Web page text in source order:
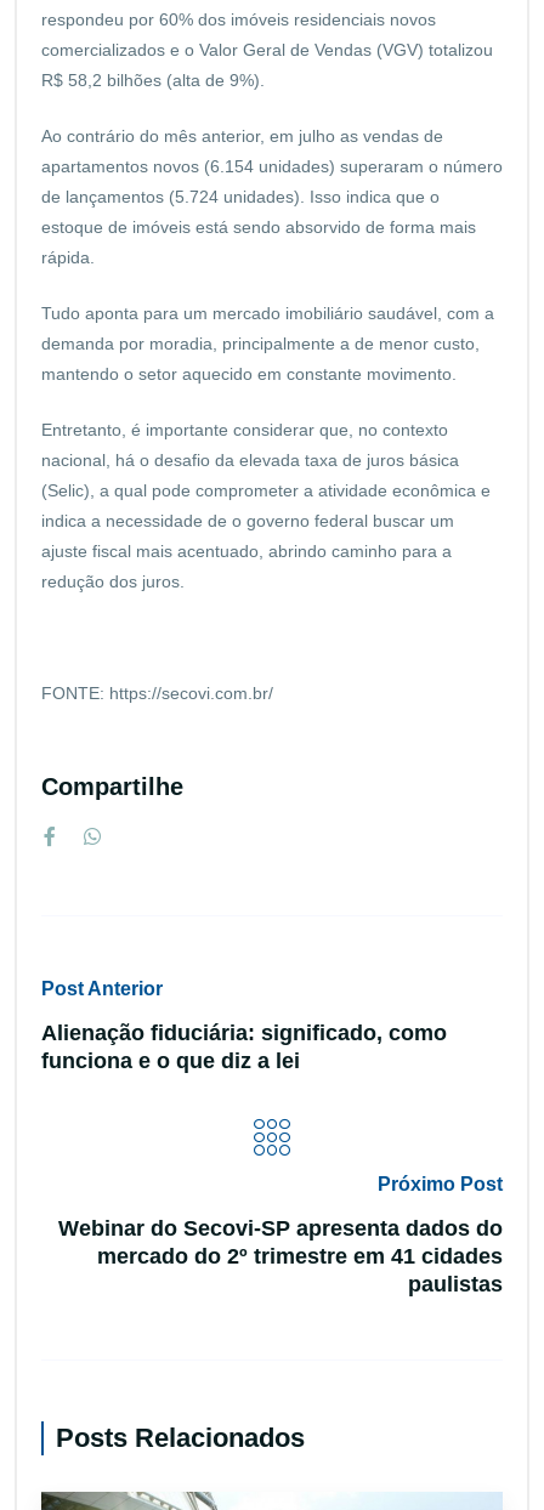
respondeu por 60% dos imóveis residenciais novos
comercializados e o Valor Geral de Vendas (VGV) totalizou
R$ 58,2 bilhões (alta de 9%).
Ao contrário do mês anterior, em julho as vendas de
apartamentos novos (6.154 unidades) superaram o número
de lançamentos (5.724 unidades). Isso indica que o
estoque de imóveis está sendo absorvido de forma mais
rápida.
Tudo aponta para um mercado imobiliário saudável, com a
demanda por moradia, principalmente a de menor custo,
mantendo o setor aquecido em constante movimento.
Entretanto, é importante considerar que, no contexto
nacional, há o desafio da elevada taxa de juros básica
(Selic), a qual pode comprometer a atividade econômica e
indica a necessidade de o governo federal buscar um
ajuste fiscal mais acentuado, abrindo caminho para a
redução dos juros.
FONTE: https://secovi.com.br/
Compartilhe
Post Anterior
Alienação fiduciária: significado, como
funciona e o que diz a lei
Próximo Post
Webinar do Secovi-SP apresenta dados do
mercado do 2º trimestre em 41 cidades
paulistas
Posts Relacionados